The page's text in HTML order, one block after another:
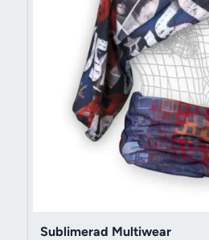
Sublimerad Multiwear